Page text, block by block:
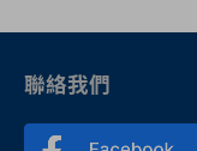
聯絡我們